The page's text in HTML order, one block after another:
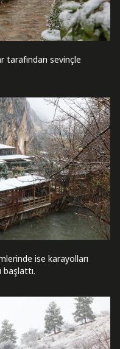
tarafından sevinçle
ise karayolları
başlattı.